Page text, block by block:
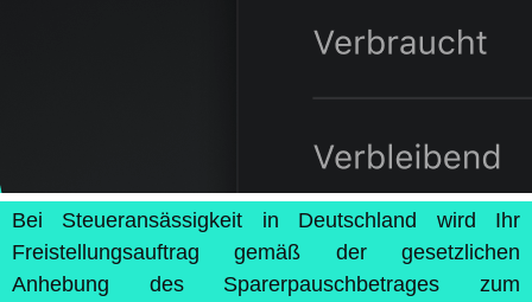
Bei Steueransässigkeit in Deutschland wird Ihr
Freistellungsauftrag gemäß der gesetzlichen
Anhebung des Sparerpauschbetrages zum